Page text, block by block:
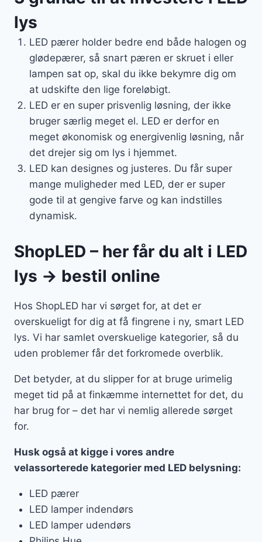
lys
LED pærer holder bedre end både halogen og
glødepærer, så snart pæren er skruet i eller
lampen sat op, skal du ikke bekymre dig om
at udskifte den lige foreløbigt.
LED er en super prisvenlig løsning, der ikke
bruger særlig meget el. LED er derfor en
meget økonomisk og energivenlig løsning, når
det drejer sig om lys i hjemmet.
LED kan designes og justeres. Du får super
mange muligheder med LED, der er super
gode til at gengive farve og kan indstilles
dynamisk.
ShopLED – her får du alt i LED
lys → bestil online
Hos ShopLED har vi sørget for, at det er
overskueligt for dig at få fingrene i ny, smart LED
lys. Vi har samlet overskuelige kategorier, så du
uden problemer får det forkromede overblik.
Det betyder, at du slipper for at bruge urimelig
meget tid på at finkæmme internettet for det, du
har brug for – det har vi nemlig allerede sørget
for.
Husk også at kigge i vores andre
velassorterede kategorier med LED belysning:
LED pærer
LED lamper indendørs
LED lamper udendørs